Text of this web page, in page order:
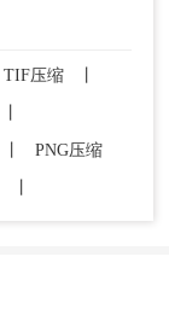
TIF压缩
PNG压缩